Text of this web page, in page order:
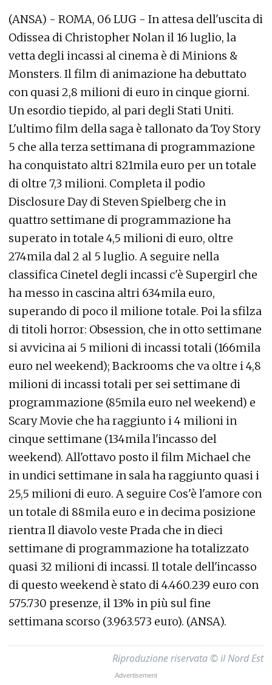
(ANSA) - ROMA, 06 LUG - In attesa dell'uscita di
Odissea di Christopher Nolan il 16 luglio, la
vetta degli incassi al cinema è di Minions &
Monsters. Il film di animazione ha debuttato
con quasi 2,8 milioni di euro in cinque giorni.
Un esordio tiepido, al pari degli Stati Uniti.
L'ultimo film della saga è tallonato da Toy Story
5 che alla terza settimana di programmazione
ha conquistato altri 821mila euro per un totale
di oltre 7,3 milioni. Completa il podio
Disclosure Day di Steven Spielberg che in
quattro settimane di programmazione ha
superato in totale 4,5 milioni di euro, oltre
274mila dal 2 al 5 luglio. A seguire nella
classifica Cinetel degli incassi c'è Supergirl che
ha messo in cascina altri 634mila euro,
superando di poco il milione totale. Poi la sfilza
di titoli horror: Obsession, che in otto settimane
si avvicina ai 5 milioni di incassi totali (166mila
euro nel weekend); Backrooms che va oltre i 4,8
milioni di incassi totali per sei settimane di
programmazione (85mila euro nel weekend) e
Scary Movie che ha raggiunto i 4 milioni in
cinque settimane (134mila l'incasso del
weekend). All'ottavo posto il film Michael che
in undici settimane in sala ha raggiunto quasi i
25,5 milioni di euro. A seguire Cos'è l'amore con
un totale di 88mila euro e in decima posizione
rientra Il diavolo veste Prada che in dieci
settimane di programmazione ha totalizzato
quasi 32 milioni di incassi. Il totale dell'incasso
di questo weekend è stato di 4.460.239 euro con
575.730 presenze, il 13% in più sul fine
settimana scorso (3.963.573 euro). (ANSA).
Riproduzione riservata © il Nord Est